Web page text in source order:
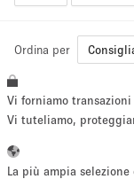
Dimensioni dello
~ 13 persone
Ordina per
Vi forniamo
Vi tuteliamo,
La più ampia